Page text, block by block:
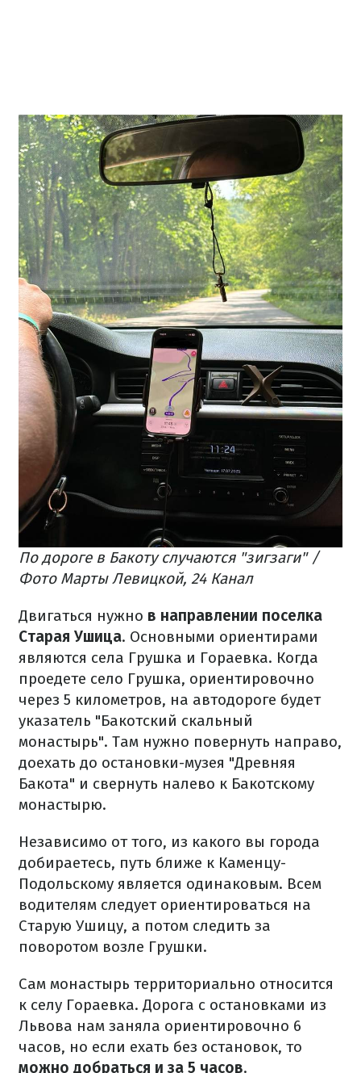
По дороге в Бакоту случаются "зигзаги" /
Фото Марты Левицкой, 24 Канал
Двигаться нужно в направлении поселка
Старая Ушица. Основными ориентирами
являются села Грушка и Гораевка. Когда
проедете село Грушка, ориентировочно
через 5 километров, на автодороге будет
указатель "Бакотский скальный
монастырь". Там нужно повернуть направо,
доехать до остановки-музея "Древняя
Бакота" и свернуть налево к Бакотскому
монастырю.
Независимо от того, из какого вы города
добираетесь, путь ближе к Каменцу-
Подольскому является одинаковым. Всем
водителям следует ориентироваться на
Старую Ушицу, а потом следить за
поворотом возле Грушки.
Сам монастырь территориально относится
к селу Гораевка. Дорога с остановками из
Львова нам заняла ориентировочно 6
часов, но если ехать без остановок, то
можно добраться и за 5 часов.